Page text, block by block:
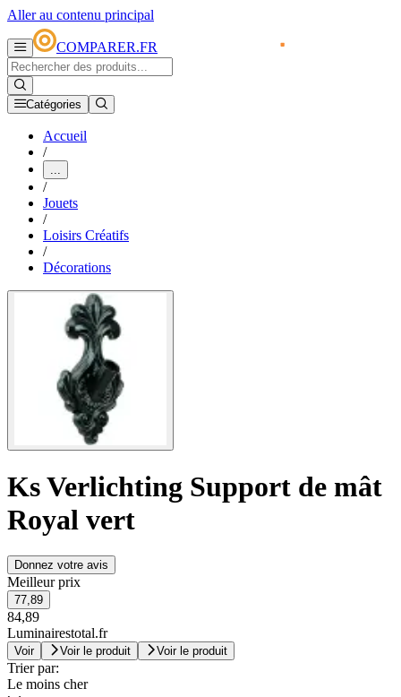
Aller au contenu principal
COMPARER.FR
Catégories
Accueil
/
...
/
Jouets
/
Loisirs Créatifs
/
Décorations
Ks Verlichting Support de mât
Royal vert
Donnez votre avis
Meilleur prix
77,89
84,89
Luminairestotal.fr
Voir Voir le produit Voir le produit
Trier par:
Le moins cher